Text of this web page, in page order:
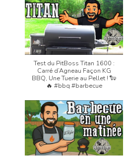
Test du PitBoss Titan 1600 :
Carré d’Agneau Façon KG
BBQ, Une Tuerie au Pellet ! 🐑
🔥 #bbq #barbecue